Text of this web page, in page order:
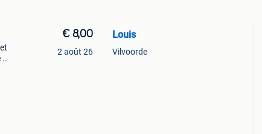
à
€ 8,00
2 août 26
Louis
Vilvoorde